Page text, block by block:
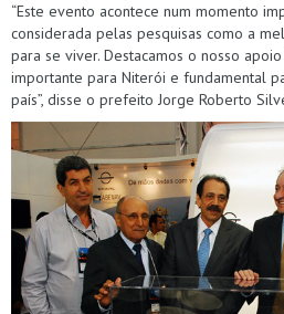
“Este evento acontece num momento
considerada pelas pesquisas como a
para se viver. Destacamos o nosso
importante para Niterói e fundamental
país”, disse o prefeito Jorge Roberto